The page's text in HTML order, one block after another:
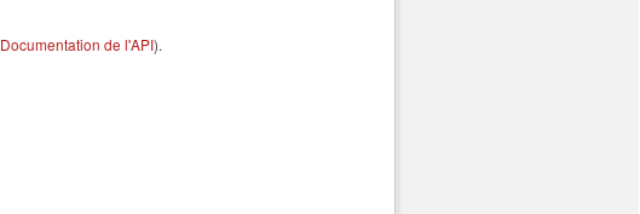
Documentation de l'API).